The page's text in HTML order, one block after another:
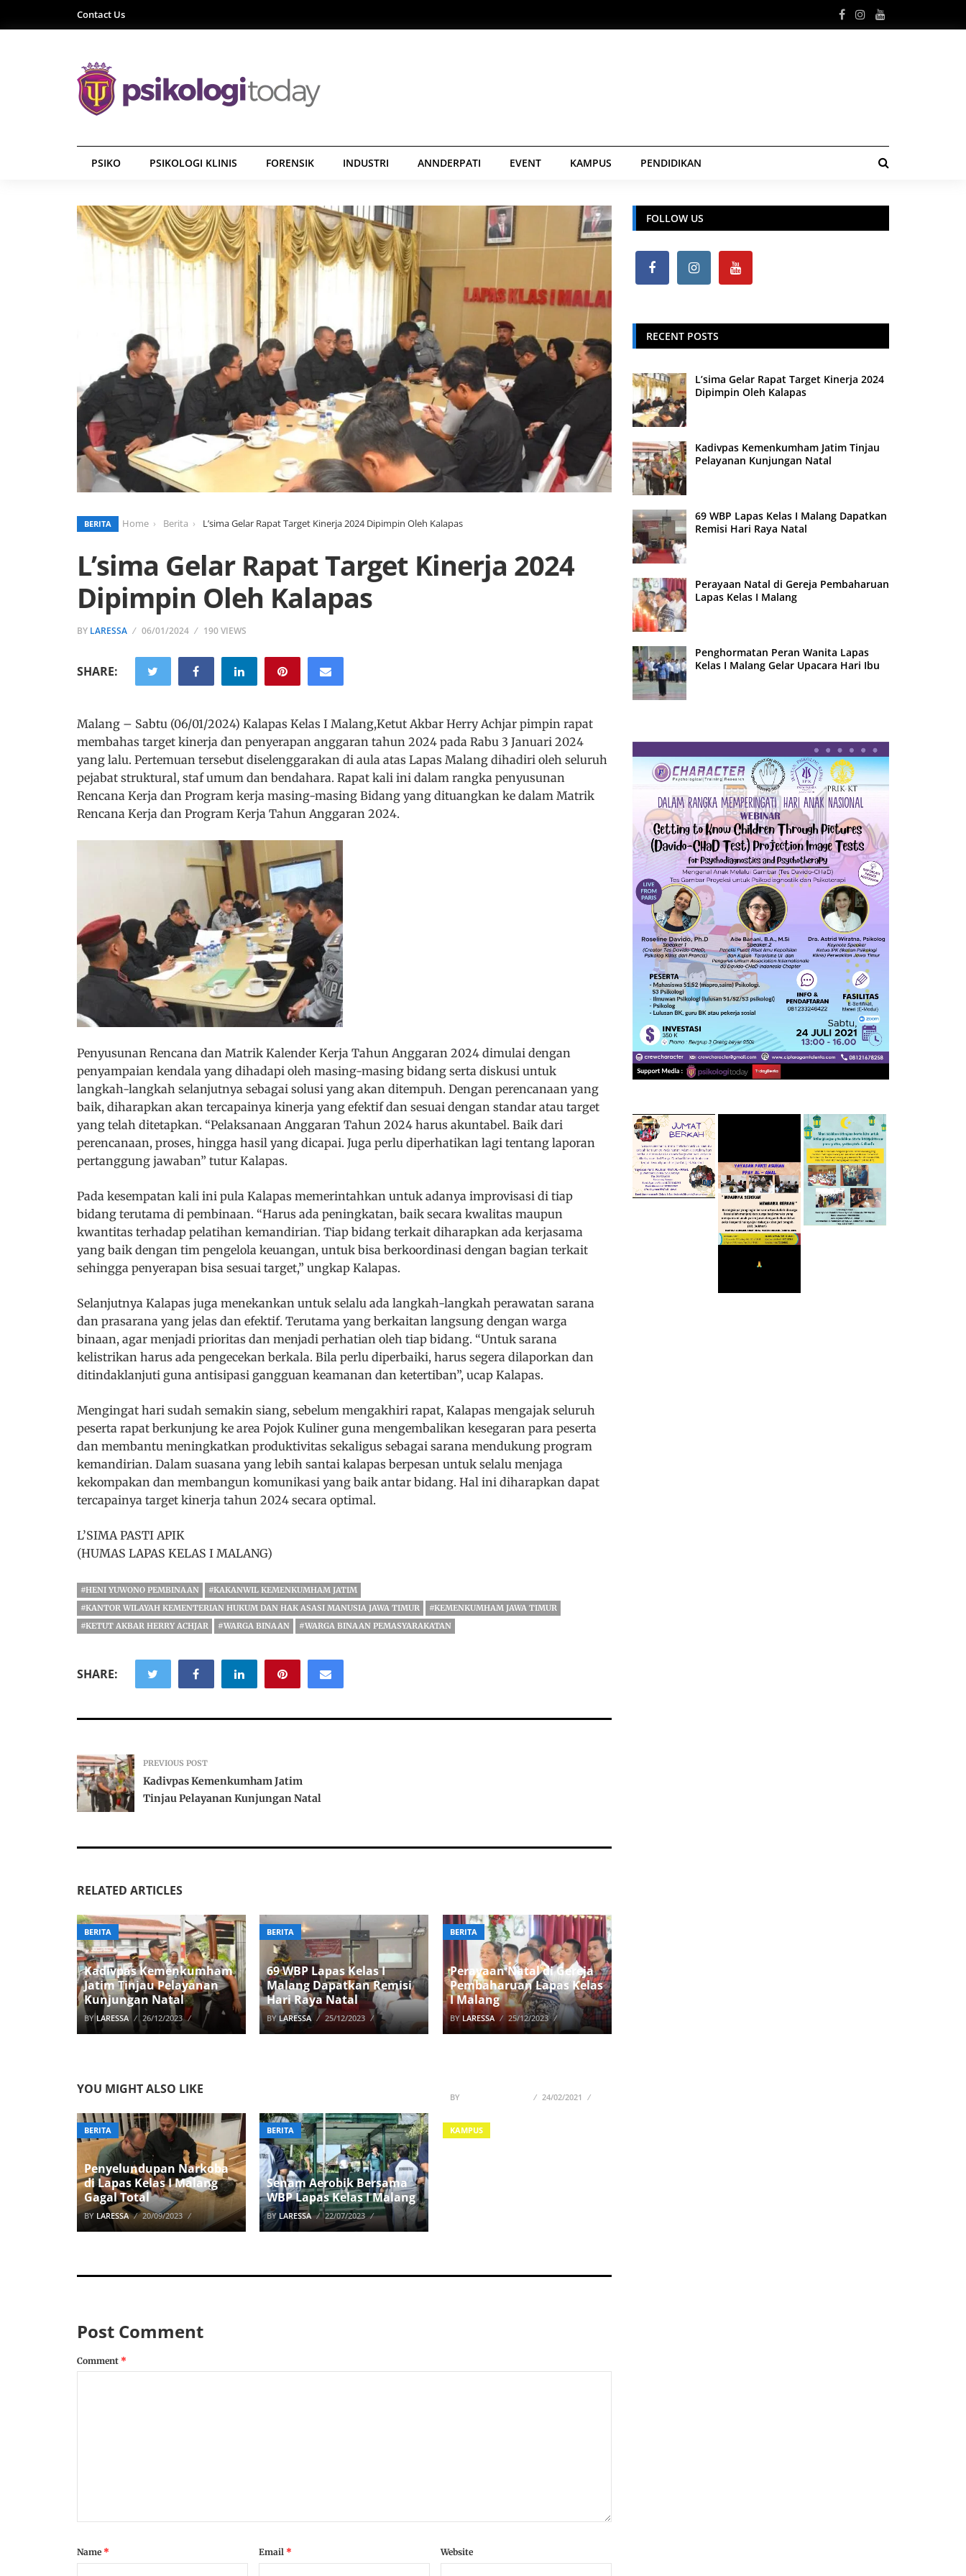
Contact Us
PSIKO PSIKOLOGI KLINIS FORENSIK INDUSTRI ANNDERPATI EVENT KAMPUS PENDIDIKAN
BERITA Home Berita L’sima Gelar Rapat Target Kinerja 2024 Dipimpin Oleh Kalapas
L’sima Gelar Rapat Target Kinerja 2024
Dipimpin Oleh Kalapas
BY LARESSA 06/01/2024 190 VIEWS
SHARE:
Malang – Sabtu (06/01/2024) Kalapas Kelas I Malang,Ketut Akbar Herry Achjar pimpin rapat
membahas target kinerja dan penyerapan anggaran tahun 2024 pada Rabu 3 Januari 2024
yang lalu. Pertemuan tersebut diselenggarakan di aula atas Lapas Malang dihadiri oleh seluruh
pejabat struktural, staf umum dan bendahara. Rapat kali ini dalam rangka penyusunan
Rencana Kerja dan Program kerja masing-masing Bidang yang dituangkan ke dalam Matrik
Rencana Kerja dan Program Kerja Tahun Anggaran 2024.
Penyusunan Rencana dan Matrik Kalender Kerja Tahun Anggaran 2024 dimulai dengan
penyampaian kendala yang dihadapi oleh masing-masing bidang serta diskusi untuk
langkah-langkah selanjutnya sebagai solusi yang akan ditempuh. Dengan perencanaan yang
baik, diharapkan akan tercapainya kinerja yang efektif dan sesuai dengan standar atau target
yang telah ditetapkan. “Pelaksanaan Anggaran Tahun 2024 harus akuntabel. Baik dari
perencanaan, proses, hingga hasil yang dicapai. Juga perlu diperhatikan lagi tentang laporan
pertanggung jawaban” tutur Kalapas.
Pada kesempatan kali ini pula Kalapas memerintahkan untuk adanya improvisasi di tiap
bidang terutama di pembinaan. “Harus ada peningkatan, baik secara kwalitas maupun
kwantitas terhadap pelatihan kemandirian. Tiap bidang terkait diharapkan ada kerjasama
yang baik dengan tim pengelola keuangan, untuk bisa berkoordinasi dengan bagian terkait
sehingga penyerapan bisa sesuai target,” ungkap Kalapas.
Selanjutnya Kalapas juga menekankan untuk selalu ada langkah-langkah perawatan sarana
dan prasarana yang jelas dan efektif. Terutama yang berkaitan langsung dengan warga
binaan, agar menjadi prioritas dan menjadi perhatian oleh tiap bidang. “Untuk sarana
kelistrikan harus ada pengecekan berkala. Bila perlu diperbaiki, harus segera dilaporkan dan
ditindaklanjuti guna antisipasi gangguan keamanan dan ketertiban”, ucap Kalapas.
Mengingat hari sudah semakin siang, sebelum mengakhiri rapat, Kalapas mengajak seluruh
peserta rapat berkunjung ke area Pojok Kuliner guna mengembalikan kesegaran para peserta
dan membantu meningkatkan produktivitas sekaligus sebagai sarana mendukung program
kemandirian. Dalam suasana yang lebih santai kalapas berpesan untuk selalu menjaga
kekompakan dan membangun komunikasi yang baik antar bidang. Hal ini diharapkan dapat
tercapainya target kinerja tahun 2024 secara optimal.
L’SIMA PASTI APIK
(HUMAS LAPAS KELAS I MALANG)
#HENI YUWONO PEMBINAAN
#KAKANWIL KEMENKUMHAM JATIM
#KANTOR WILAYAH KEMENTERIAN HUKUM DAN HAK ASASI MANUSIA JAWA TIMUR
#KEMENKUMHAM JAWA TIMUR
#KETUT AKBAR HERRY ACHJAR
#WARGA BINAAN #WARGA BINAAN PEMASYARAKATAN
SHARE:
PREVIOUS POST
Kadivpas Kemenkumham Jatim
Tinjau Pelayanan Kunjungan Natal
RELATED ARTICLES
BERITA
Kadivpas Kemenkumham
Jatim Tinjau Pelayanan
Kunjungan Natal
BYLARESSA 26/12/2023
BERITA
69 WBP Lapas Kelas I
Malang Dapatkan Remisi
Hari Raya Natal
BYLARESSA 25/12/2023
BERITA
Perayaan Natal di Gereja
Pembaharuan Lapas Kelas
I Malang
BY LARESSA 25/12/2023
YOU MIGHT ALSO LIKE
BERITA
Penyelundupan Narkoba
di Lapas Kelas I Malang
Gagal Total
BY LARESSA 20/09/2023
BERITA
Senam Aerobik Bersama
WBP Lapas Kelas I Malang
BYLARESSA 22/07/2023
KAMPUS
BY 24/02/2021
Post Comment
Comment *
Name * Email * Website
FOLLOW US
RECENT POSTS
L’sima Gelar Rapat Target Kinerja 2024
Dipimpin Oleh Kalapas
Kadivpas Kemenkumham Jatim Tinjau
Pelayanan Kunjungan Natal
69 WBP Lapas Kelas I Malang Dapatkan
Remisi Hari Raya Natal
Perayaan Natal di Gereja Pembaharuan
Lapas Kelas I Malang
Penghormatan Peran Wanita Lapas
Kelas I Malang Gelar Upacara Hari Ibu